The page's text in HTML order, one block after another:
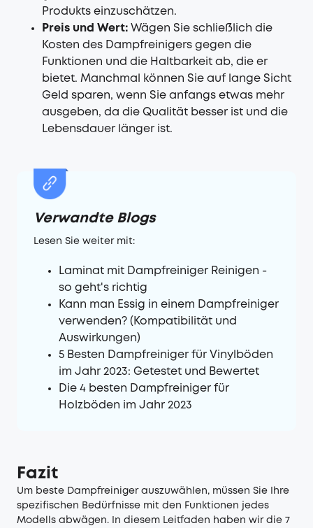
Produkts einzuschätzen.
Preis und Wert: Wägen Sie schließlich die
Kosten des Dampfreinigers gegen die
Funktionen und die Haltbarkeit ab, die er
bietet. Manchmal können Sie auf lange Sicht
Geld sparen, wenn Sie anfangs etwas mehr
ausgeben, da die Qualität besser ist und die
Lebensdauer länger ist.
Verwandte Blogs
Lesen Sie weiter mit:
Laminat mit Dampfreiniger Reinigen -
so geht's richtig
Kann man Essig in einem Dampfreiniger
verwenden? (Kompatibilität und
Auswirkungen)
5 Besten Dampfreiniger für Vinylböden
im Jahr 2023: Getestet und Bewertet
Die 4 besten Dampfreiniger für
Holzböden im Jahr 2023
Fazit
Um beste Dampfreiniger auszuwählen, müssen Sie Ihre
spezifischen Bedürfnisse mit den Funktionen jedes
Modells abwägen. In diesem Leitfaden haben wir die 7